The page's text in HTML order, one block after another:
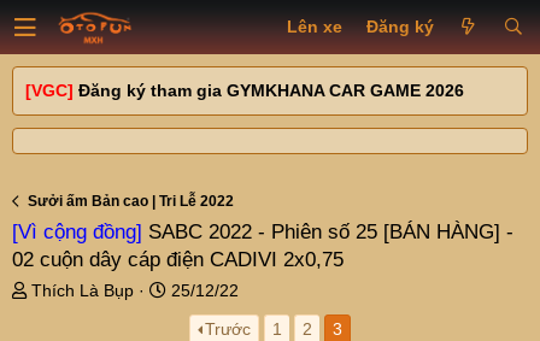
Lên xe Đăng ký
[VGC] Đăng ký tham gia GYMKHANA CAR GAME 2026
Sưởi ấm Bản cao | Tri Lễ 2022
[Vì cộng đồng] SABC 2022 - Phiên số 25 [BÁN HÀNG] -
02 cuộn dây cáp điện CADIVI 2x0,75
T
Thích Là Bụp
N
25/12/22
Trước
1 2 3